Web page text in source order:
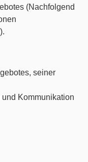
(Nachfolgend
seiner
Kommunikation